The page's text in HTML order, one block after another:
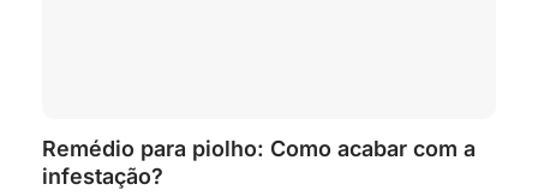
Remédio para piolho: Como acabar com a
infestação?